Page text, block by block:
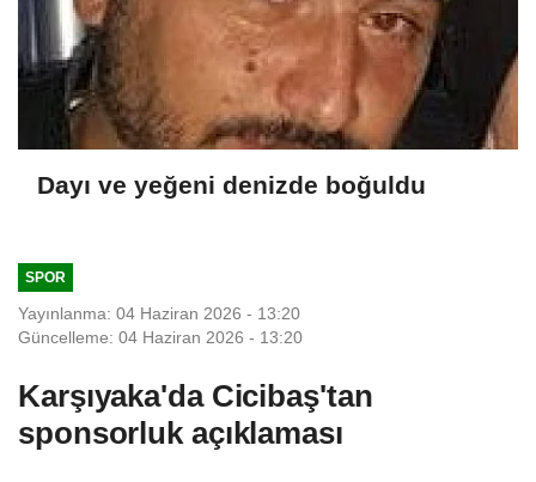
Dayı ve yeğeni denizde boğuldu
SPOR
Yayınlanma: 04 Haziran 2026 - 13:20
Güncelleme: 04 Haziran 2026 - 13:20
Karşıyaka'da Cicibaş'tan
sponsorluk açıklaması